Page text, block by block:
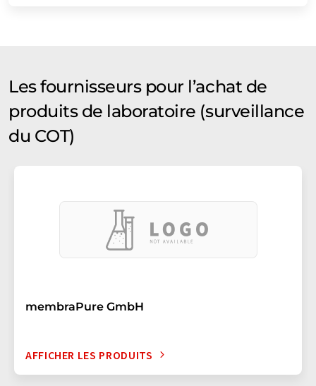
Les fournisseurs pour l’achat de
produits de laboratoire (surveillance
du COT)
membraPure GmbH
AFFICHER LES PRODUITS